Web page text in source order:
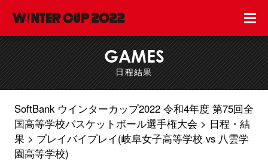
GAMES
日程結果
SoftBank ウインターカップ2022 令和4年度 第75回全
国高等学校バスケットボール選手権大会
日程・結
果
プレイバイプレイ(岐阜女子高等学校 vs 八雲学
園高等学校)